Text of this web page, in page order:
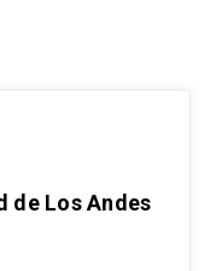
de Los Andes